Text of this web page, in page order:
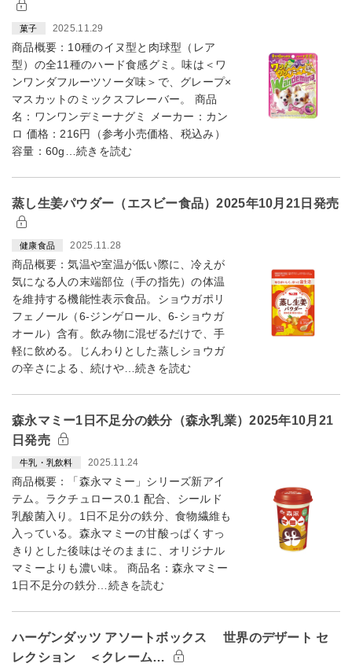
菓子 2025.11.29
商品概要：10種のイヌ型と肉球型（レア
型）の全11種のハード食感グミ。味は＜ワ
ンワンダフルーツソーダ味＞で、グレープ×
マスカットのミックスフレーバー。 商品
名：ワンワンデミーナグミ メーカー：カン
ロ 価格：216円（参考小売価格、税込み）
容量：60g…続きを読む
蒸し生姜パウダー（エスビー食品）2025年10月21日発売
健康食品 2025.11.28
商品概要：気温や室温が低い際に、冷えが
気になる人の末端部位（手の指先）の体温
を維持する機能性表示食品。ショウガポリ
フェノール（6-ジンゲロール、6-ショウガ
オール）含有。飲み物に混ぜるだけで、手
軽に飲める。じんわりとした蒸しショウガ
の辛さによる、続けや…続きを読む
森永マミー1日不足分の鉄分（森永乳業）2025年10月21
日発売
牛乳・乳飲料 2025.11.24
商品概要：「森永マミー」シリーズ新アイ
テム。ラクチュロース0.1 配合、シールド
乳酸菌入り。1日不足分の鉄分、食物繊維も
入っている。森永マミーの甘酸っぱくすっ
きりとした後味はそのままに、オリジナル
マミーよりも濃い味。 商品名：森永マミー
1日不足分の鉄分…続きを読む
ハーゲンダッツ アソートボックス 世界のデザート セ
レクション ＜クレーム…